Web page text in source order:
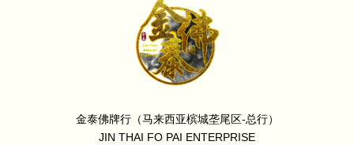
金泰佛牌行（马来西亚槟城垄尾区-总行）
JIN THAI FO PAI ENTERPRISE